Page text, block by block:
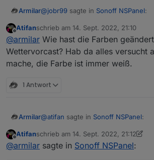
Armilar@jobr99 sagte in Sonoff NSPanel:
@armilar Der timeout bzw. das
kommt ja von der Firmware, da
Backend nicht viel dran machen,
der counter für den timeout bei
Sehe mir grad die Farben an... sehr
Offline
Atifanschrieb am 14. Sept. 2022, 21:10
zuletzt editiert von
@armilar Wie hast die Farben
Wettervorcast? Hab da alles versucht
mache, die Farbe ist immer weiß.
1 Antwort
Armilar@atifan sagte in Sonoff NSPanel:
@jobr99Also ich benutze bisher
Offline
Atifanschrieb am 14. Sept. 2022, 21:12
zuletzt editiert von Atifan
@armilar sagte in Sonoff NSPanel: